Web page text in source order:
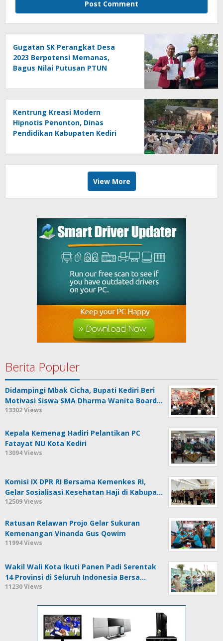
Gugatan SK Perangkat Desa
2023 Berpotensi Memanas,
Bagus Nilai Putusan PTUN
Kentrung Kreasi Modern
Hipnotis Penonton, Dinas
Pendidikan Kabupaten Kediri
View More
Berita Populer
Didampingi Mbak Cicha, Bupati Kediri Beri
Motivasi Siswa SMA Dharma Wanita Board…
13302 Views
Kepala Kemenag Hadiri Pelantikan PC
Fatayat NU Kota Kediri
13094 Views
Komisi IX DPR RI Bersama Kemenkes RI,
Gelar Sosialisasi Kesehatan Haji di Kabupa…
12509 Views
Ratusan Relawan Projo Gelar Sukuran
Kemenangan Vinanda Gus Qowim
11994 Views
Wakil Wali Kota Ikuti Panen Padi Serentak
14 Provinsi di Seluruh Indonesia Bersa…
11230 Views